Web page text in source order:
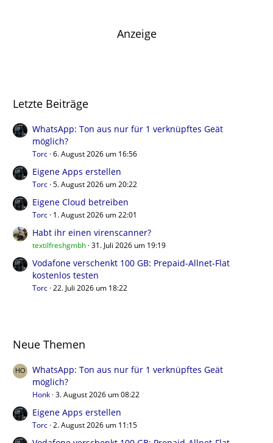
Anzeige
Letzte Beiträge
WhatsApp: Ton aus nur für 1 verknüpftes Geät
möglich?
Torc 6. August 2026 um 16:56
Eigene Apps erstellen
Torc 5. August 2026 um 20:22
Eigene Cloud betreiben
Torc 1. August 2026 um 22:01
Habt ihr einen virenscanner?
textilfreshgmbh 31. Juli 2026 um 19:19
Vodafone verschenkt 100 GB: Prepaid-Allnet-Flat
kostenlos testen
Torc 22. Juli 2026 um 18:22
Neue Themen
WhatsApp: Ton aus nur für 1 verknüpftes Geät
möglich?
Honk 3. August 2026 um 08:22
Eigene Apps erstellen
Torc 2. August 2026 um 11:15